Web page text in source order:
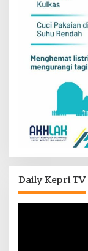
Daily Kepri TV